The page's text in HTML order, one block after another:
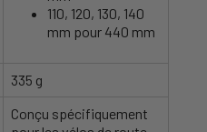
110, 120, 130, 140
mm pour 440 mm
335 g
Conçu spécifiquement